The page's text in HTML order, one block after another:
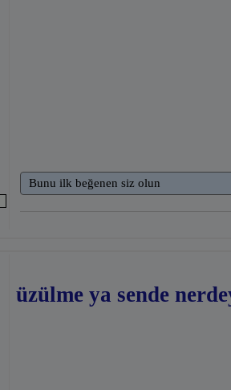
Bunu ilk beğenen siz olun
üzülme ya sende